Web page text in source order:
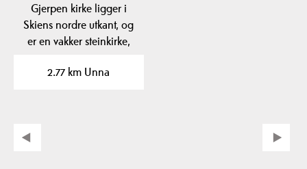
Gjerpen kirke ligger i
Skiens nordre utkant, og
er en vakker steinkirke,
2.77 km Unna